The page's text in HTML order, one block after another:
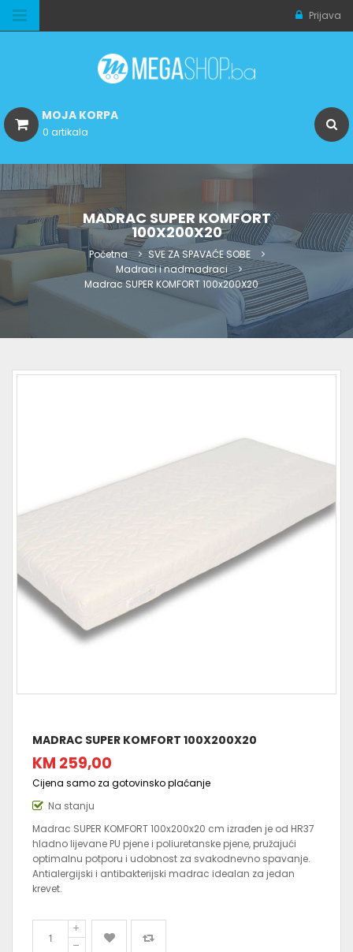
Prijava
MOJA KORPA
0 artikala
MADRAC SUPER KOMFORT
100X200X20
Početna
SVE ZA SPAVAĆE SOBE
Madraci i nadmadraci
Madrac SUPER KOMFORT 100x200X20
MADRAC SUPER KOMFORT 100X200X20
KM 259,00
Cijena samo za gotovinsko plaćanje
Na stanju
Madrac SUPER KOMFORT 100x200x20 cm izrađen je od HR37
hladno lijevane PU pjene i poliuretanske pjene, pružajući
optimalnu potporu i udobnost za svakodnevno spavanje.
Antialergijski i antibakterijski madrac idealan za jedan
krevet.